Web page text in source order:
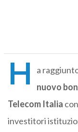
H a
nuovo
Telecom Italia
investitori